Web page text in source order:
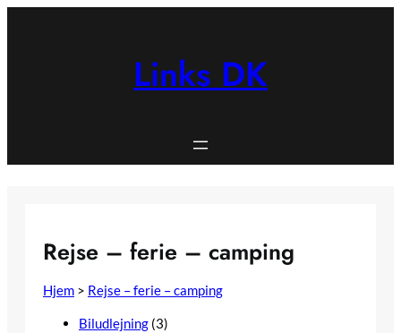
Links DK
Rejse – ferie – camping
Hjem > Rejse – ferie – camping
Biludlejning (3)